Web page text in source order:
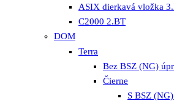
ASIX dierkavá vložka
C2000 2.BT
DOM
Terra
Bez BSZ (NG)
Čierne
S BSZ